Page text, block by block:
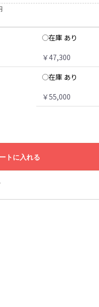
在庫 あり
￥47,300
在庫 あり
￥55,000
トに入れる